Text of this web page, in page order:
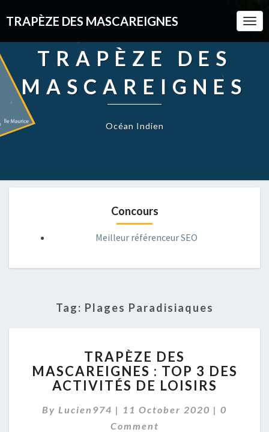
TRAPÈZE DES MASCAREIGNES
TRAPÈZE DES
MASCAREIGNES
Océan Indien
Concours
Meilleur référenceur SEO
Tag: Plages Paradisiaques
DES
MASCAREIGNES
3
DES
TRAPÈZE DES
MASCAREIGNES : TOP 3 DES
ACTIVITÉS DE LOISIRS
By Lucien974 | 11 October 2020 | 0
Comment